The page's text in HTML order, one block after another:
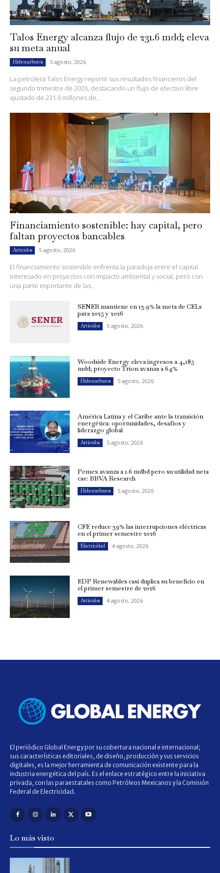
Talos Energy alcanza flujo de 231.6 mdd; eleva
su meta anual
Hidrocarburos 5 agosto, 2026
La petrolera Talos Energy reportó sus resultados financieros del
segundo trimestre de 2026, destacando un flujo de efectivo libre
ajustado de 231.6 millones de...
Financiamiento sostenible: hay capital, pero
faltan proyectos bancables
Artículos 5 agosto, 2026
El financiamiento sostenible enfrenta la paradoja entre el capital
interesado en proyectos con impacto ambiental y social, pero con
una parte importante de las...
SENER mantiene en 13.9% la meta de CELs
para 2025 y 2026
Artículos 5 agosto, 2026
Woodside Energy eleva ingresos a 4,185
mdd; proyecto Trion avanza a 64%
Hidrocarburos 5 agosto, 2026
América Latina y el Caribe ante la transición
energética: oportunidades, desafíos y
liderazgo global
Artículos 5 agosto, 2026
Pemex avanza a 1.6 mdbd pero su utilidad neta
cae: BBVA Research
Hidrocarburos 5 agosto, 2026
CFE reduce 39% las interrupciones eléctricas
en el primer semestre 2026
Electricidad 4 agosto, 2026
EDP Renewables casi duplica su beneficio en
el primer semestre de 2026
Artículos 4 agosto, 2026
El periódico Global Energy por su cobertura nacional e internacional;
sus características editoriales, de diseño, producción y sus servicios
digitales, es la mejor herramienta de comunicación existente para la
industria energética del país. Es el enlace estratégico entre la iniciativa
privada, con las paraestatales como Petróleos Mexicanos y la Comisión
Federal de Electricidad.
Lo más visto